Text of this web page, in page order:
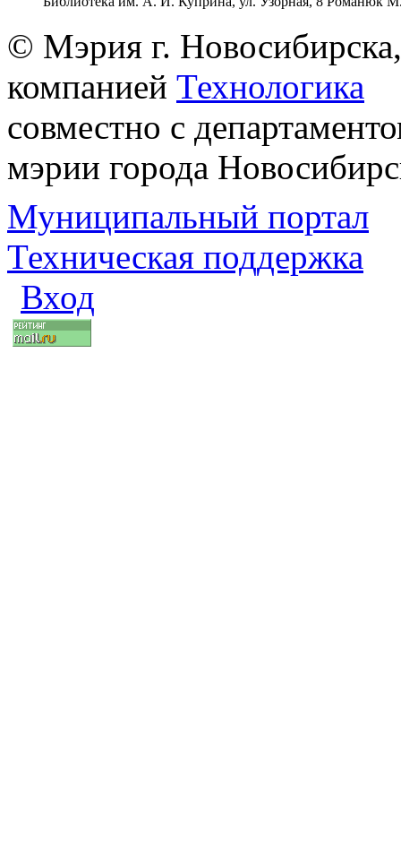
© Мэрия г.
компанией Технологика
совместно с
мэрии города
Муниципальный портал
Техническая поддержка
Вход